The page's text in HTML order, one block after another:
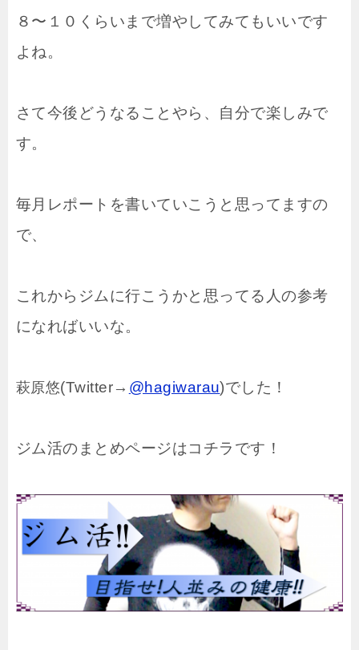
８〜１０くらいまで増やしてみてもいいです
よね。
さて今後どうなることやら、自分で楽しみで
す。
毎月レポートを書いていこうと思ってますの
で、
これからジムに行こうかと思ってる人の参考
になればいいな。
萩原悠(Twitter→ @hagiwarau)でした！
ジム活のまとめページはコチラです！